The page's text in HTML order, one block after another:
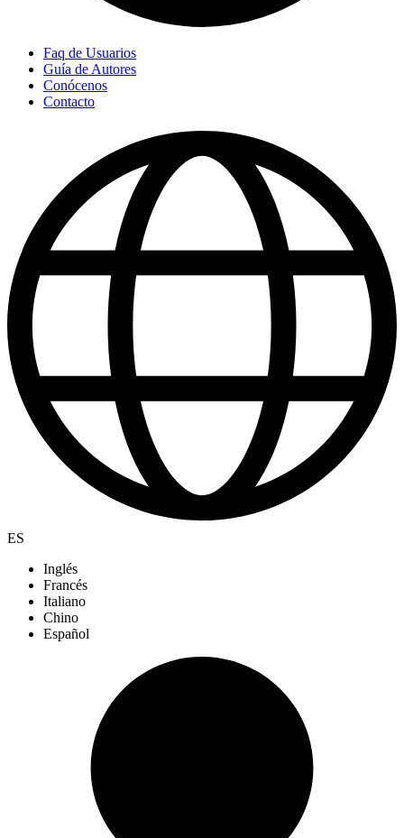
Faq de Usuarios
Guía de Autores
Conócenos
Contacto
ES
Inglés
Francés
Italiano
Chino
Español